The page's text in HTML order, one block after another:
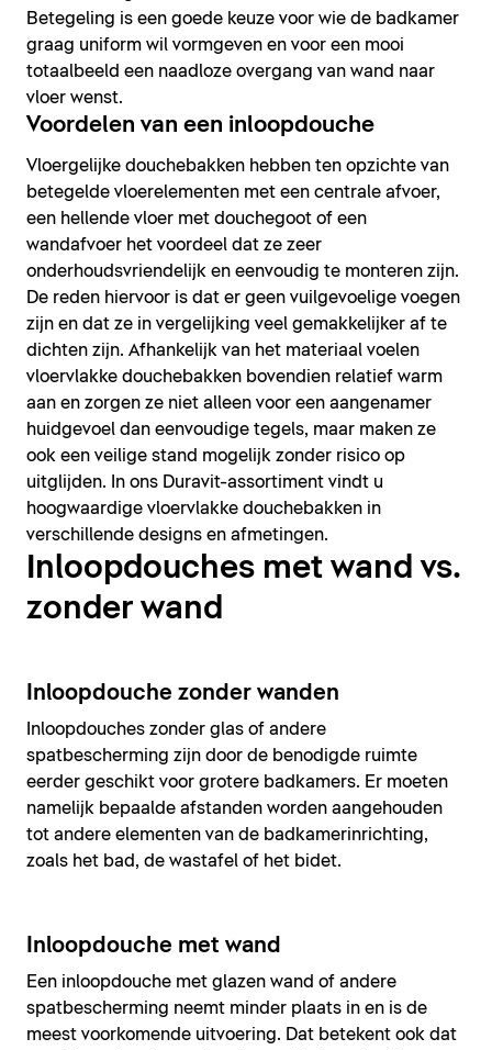
Betegeling is een goede keuze voor wie de badkamer
graag uniform wil vormgeven en voor een mooi
totaalbeeld een naadloze overgang van wand naar
vloer wenst.
Voordelen van een inloopdouche
Vloergelijke douchebakken hebben ten opzichte van
betegelde vloerelementen met een centrale afvoer,
een hellende vloer met douchegoot of een
wandafvoer het voordeel dat ze zeer
onderhoudsvriendelijk en eenvoudig te monteren zijn.
De reden hiervoor is dat er geen vuilgevoelige voegen
zijn en dat ze in vergelijking veel gemakkelijker af te
dichten zijn. Afhankelijk van het materiaal voelen
vloervlakke douchebakken bovendien relatief warm
aan en zorgen ze niet alleen voor een aangenamer
huidgevoel dan eenvoudige tegels, maar maken ze
ook een veilige stand mogelijk zonder risico op
uitglijden. In ons Duravit-assortiment vindt u
hoogwaardige vloervlakke douchebakken in
verschillende designs en afmetingen.
Inloopdouches met wand vs.
zonder wand
Inloopdouche zonder wanden
Inloopdouches zonder glas of andere
spatbescherming zijn door de benodigde ruimte
eerder geschikt voor grotere badkamers. Er moeten
namelijk bepaalde afstanden worden aangehouden
tot andere elementen van de badkamerinrichting,
zoals het bad, de wastafel of het bidet.
Inloopdouche met wand
Een inloopdouche met glazen wand of andere
spatbescherming neemt minder plaats in en is de
meest voorkomende uitvoering. Dat betekent ook dat